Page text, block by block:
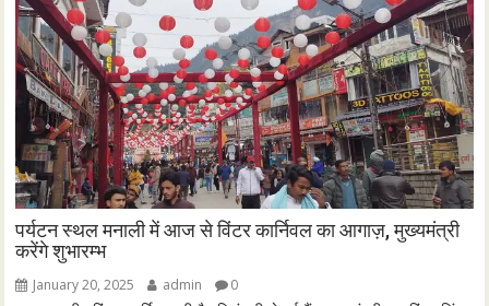
पर्यटन स्थल मनाली में आज से विंटर कार्निवल का आगाज़, मुख्यमंत्री
करेंगे शुभारम्भ
January 20, 2025 admin 0